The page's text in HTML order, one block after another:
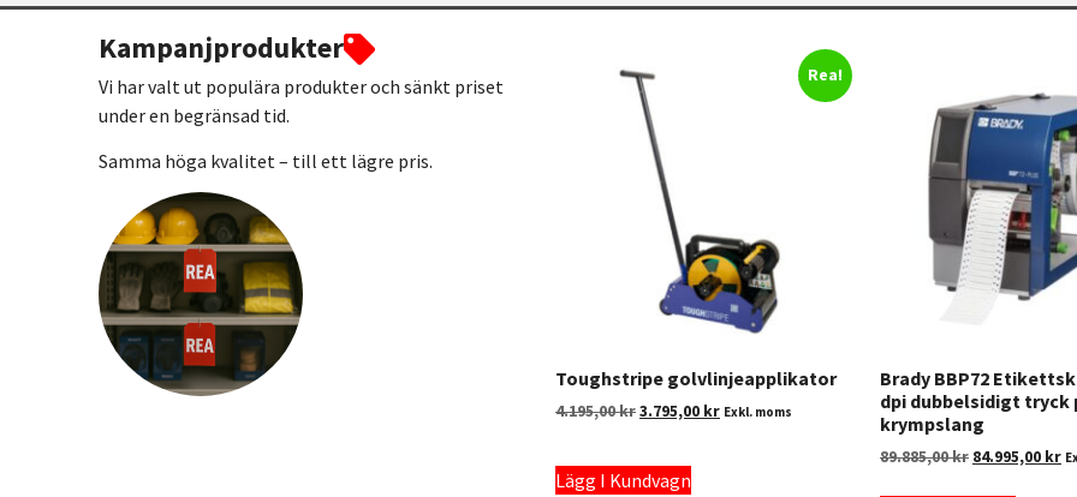
Kampanjprodukter
Vi har valt ut populära produkter och sänkt priset
under en begränsad tid.
Samma höga kvalitet – till ett lägre pris.
Rea!
Toughstripe golvlinjeapplikator
4.195,00kr3.795,00 kr Exkl. moms
Lägg I Kundvagn
Brady BBP72
dpi dubbelsidigt tryck
krympslang
89.885,00kr 84.995,00 kr